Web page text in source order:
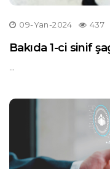
09-Yan-2024 437
Bakıda 1-ci sinif
...